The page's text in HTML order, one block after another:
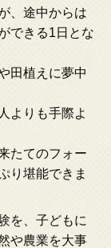
、途中からは
できる1日とな
田植えに夢中
よりも手際よ
たてのフォー
り堪能できま
を、子どもに
や農業を大事